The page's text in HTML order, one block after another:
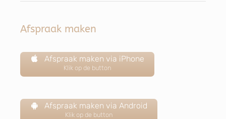
Afspraak maken
Afspraak maken via iPhone
Klik op de button
Afspraak maken via Android
Klik op de button